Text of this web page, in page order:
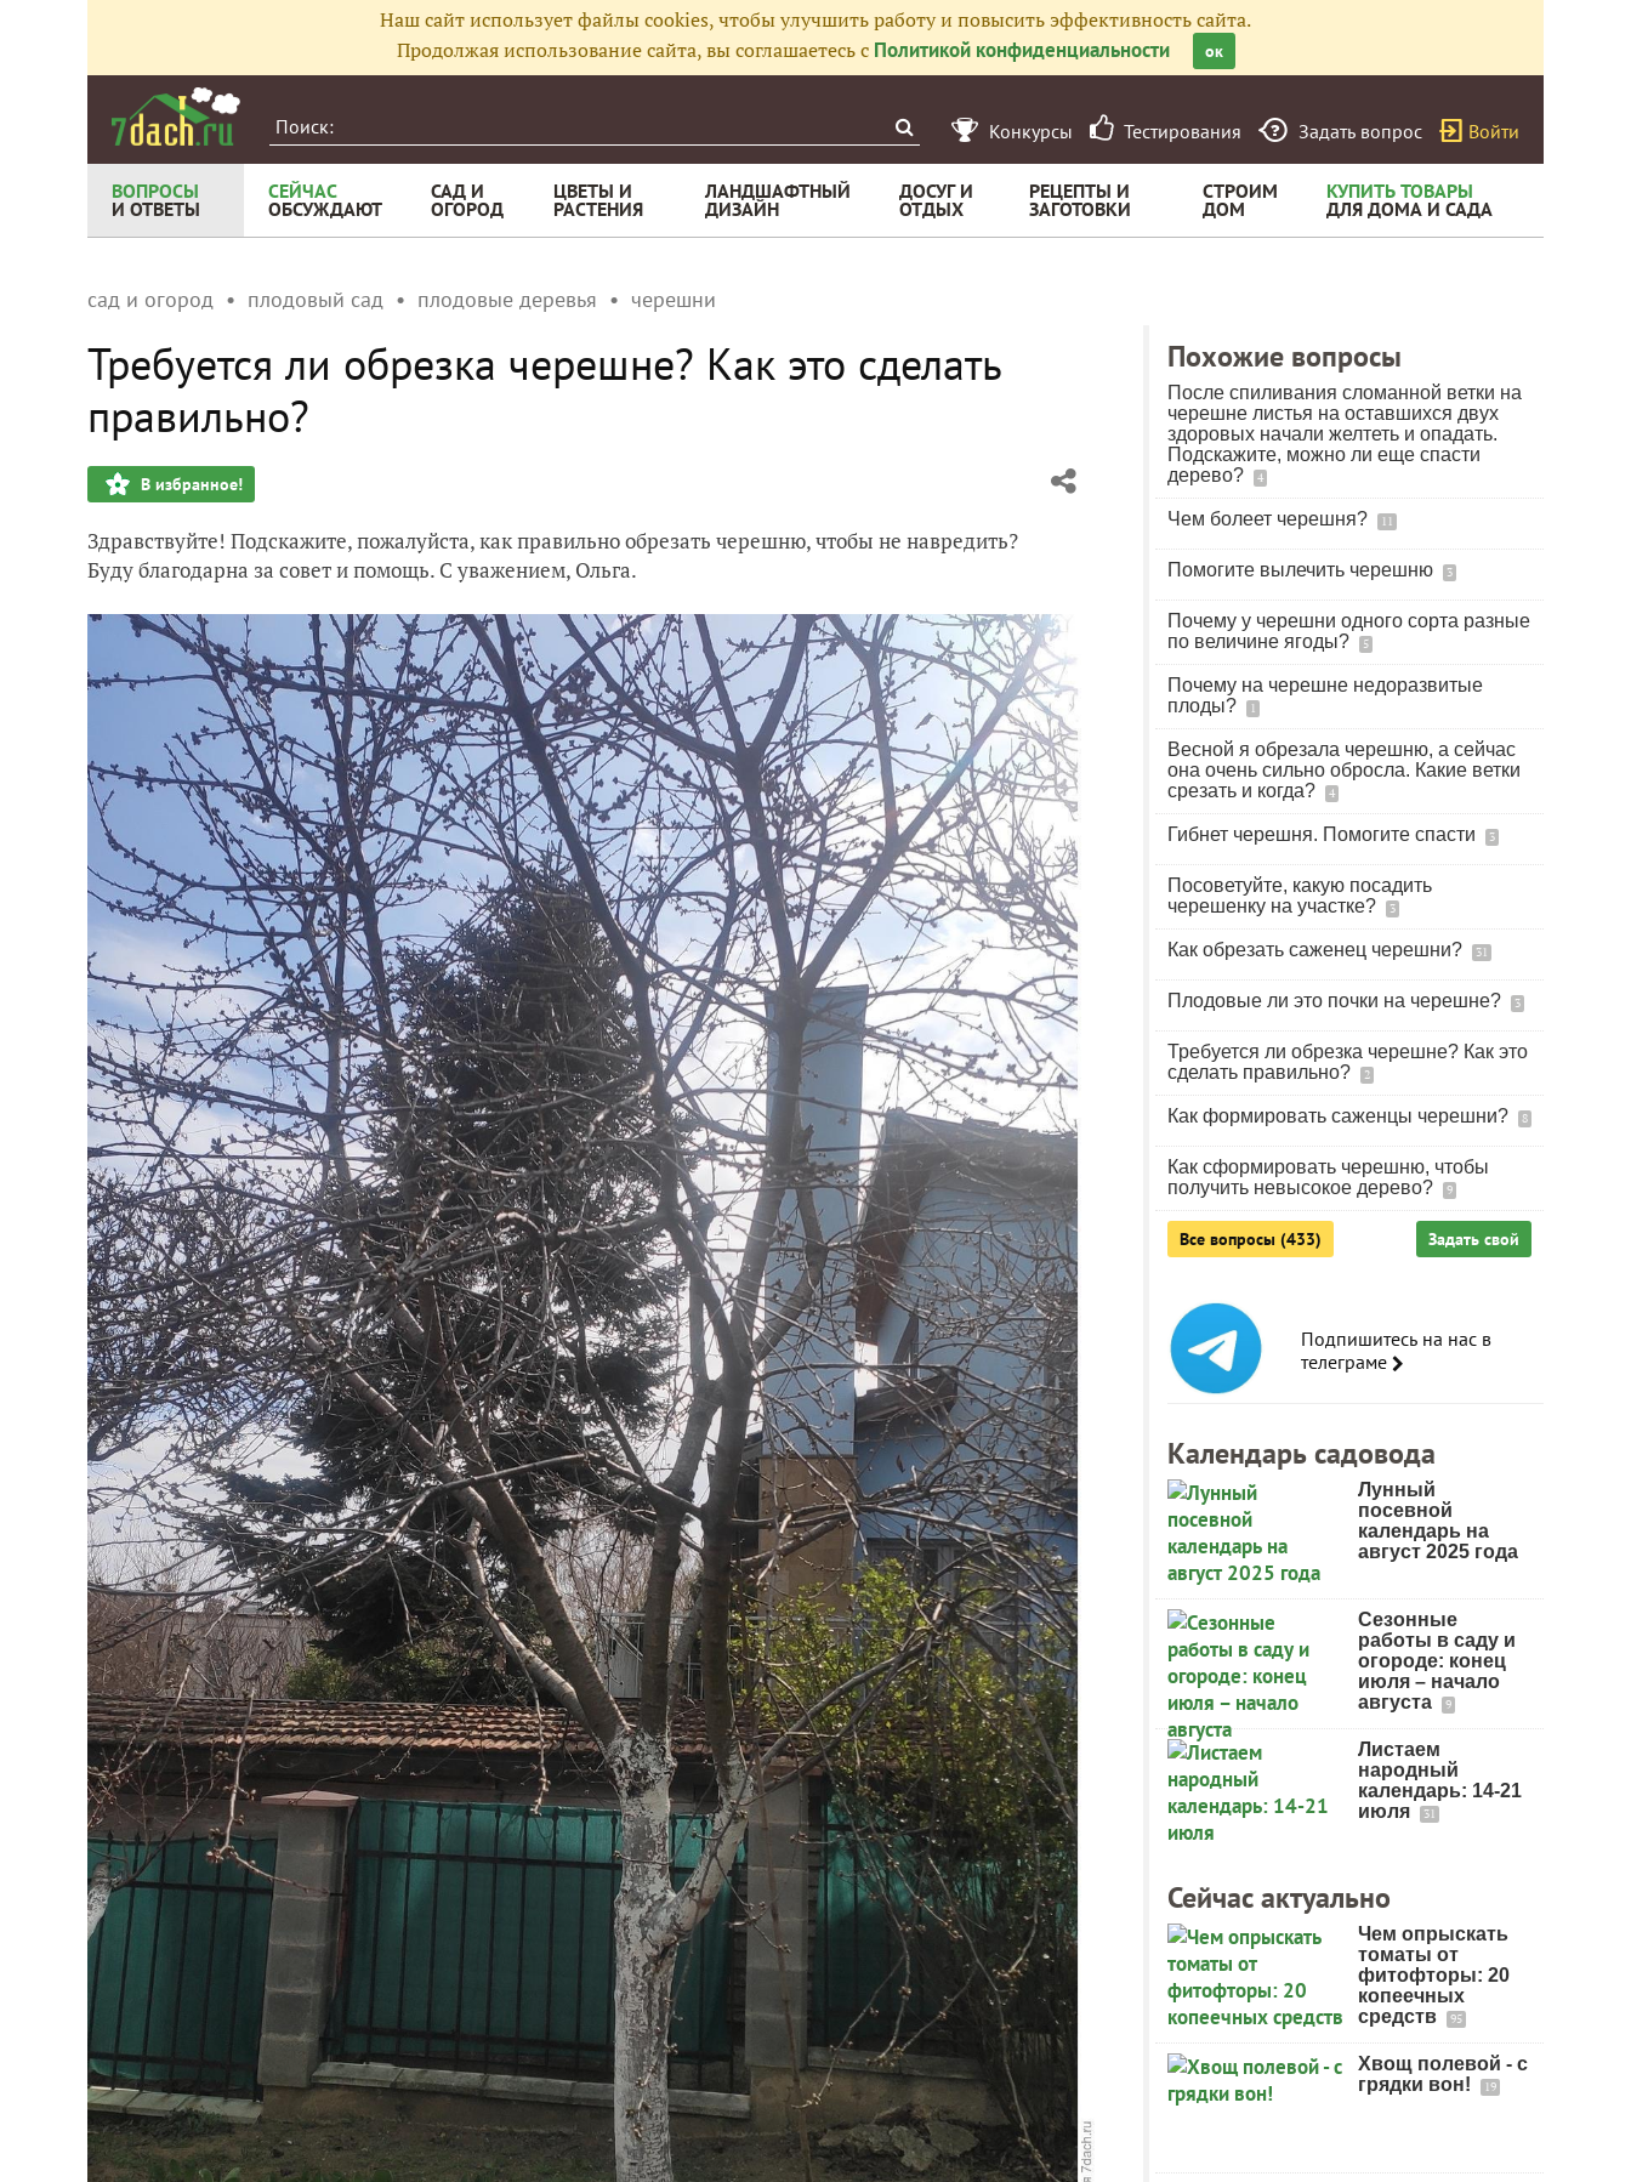
Наш сайт использует файлы cookies, чтобы улучшить работу и повысить эффективность сайта.
Продолжая использование сайта, вы соглашаетесь с Политикой конфиденциальности ок
Конкурсы Тестирования Задать вопрос Войти
ВОПРОСЫ
И ОТВЕТЫ
СЕЙЧАС
ОБСУЖДАЮТ
САД И
ОГОРОД
ЦВЕТЫ И
РАСТЕНИЯ
ЛАНДШАФТНЫЙ
ДИЗАЙН
ДОСУГ И
ОТДЫХ
РЕЦЕПТЫ И
ЗАГОТОВКИ
СТРОИМ
ДОМ
КУПИТЬ ТОВАРЫ
ДЛЯ ДОМА И САДА
сад и огород плодовый сад плодовые деревья черешни
Требуется ли обрезка черешне? Как это сделать
правильно?
В избранное!
Здравствуйте! Подскажите, пожалуйста, как правильно обрезать черешню, чтобы не навредить?
Буду благодарна за совет и помощь. С уважением, Ольга.
Похожие вопросы
После спиливания сломанной ветки на
черешне листья на оставшихся двух
здоровых начали желтеть и опадать.
Подскажите, можно ли еще спасти
дерево?
4
Чем болеет черешня? 11
Помогите вылечить черешню 3
Почему у черешни одного сорта разные
по величине ягоды?
5
Почему на черешне недоразвитые
плоды?
1
Весной я обрезала черешню, а сейчас
она очень сильно обросла. Какие ветки
срезать и когда?
4
Гибнет черешня. Помогите спасти 3
Посоветуйте, какую посадить
черешенку на участке?
3
Как обрезать саженец черешни? 31
Плодовые ли это почки на черешне? 3
Требуется ли обрезка черешне? Как это
сделать правильно?
2
Как формировать саженцы черешни? 8
Как сформировать черешню, чтобы
получить невысокое дерево?
9
Все вопросы (433) Задать свой
Подпишитесь на нас в
телеграме
Календарь садовода
Лунный
посевной
календарь на
август 2025 года
Сезонные
работы в саду и
огороде: конец
июля – начало
августа
9
Листаем
народный
календарь: 14-21
июля
31
Сейчас актуально
Чем опрыскать
томаты от
фитофторы: 20
копеечных
средств
95
Хвощ полевой - с
грядки вон!
19